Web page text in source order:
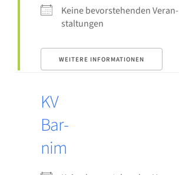
Kei­ne bevor­ste­hen­den Ver­an­
stal­tun­gen
WEI­TE­RE INFOR­MA­TIO­NEN
KV
Bar­
nim